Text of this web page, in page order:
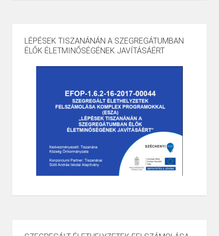
LÉPÉSEK TISZANÁNÁN A SZEGREGÁTUMBAN
ÉLŐK ÉLETMINŐSÉGÉNEK JAVÍTÁSÁÉRT